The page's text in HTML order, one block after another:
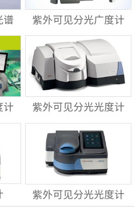
谱
紫外可见分光广度计
Evolution™ 201/220
计
紫外可见分光光度计
Evolution™ 350
紫外可见分光光度计